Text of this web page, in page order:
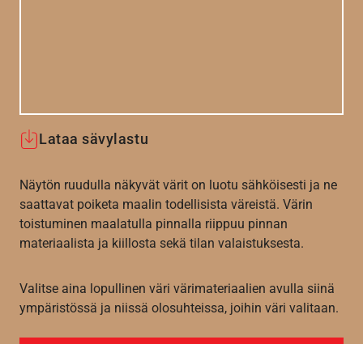
Lataa sävylastu
Näytön ruudulla näkyvät värit on luotu sähköisesti ja ne
saattavat poiketa maalin todellisista väreistä. Värin
toistuminen maalatulla pinnalla riippuu pinnan
materiaalista ja kiillosta sekä tilan valaistuksesta.
Valitse aina lopullinen väri värimateriaalien avulla siinä
ympäristössä ja niissä olosuhteissa, joihin väri valitaan.